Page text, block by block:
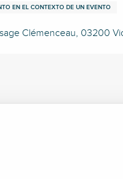
EN EL CONTEXTO DE UN EVENTO
Clémenceau, 03200